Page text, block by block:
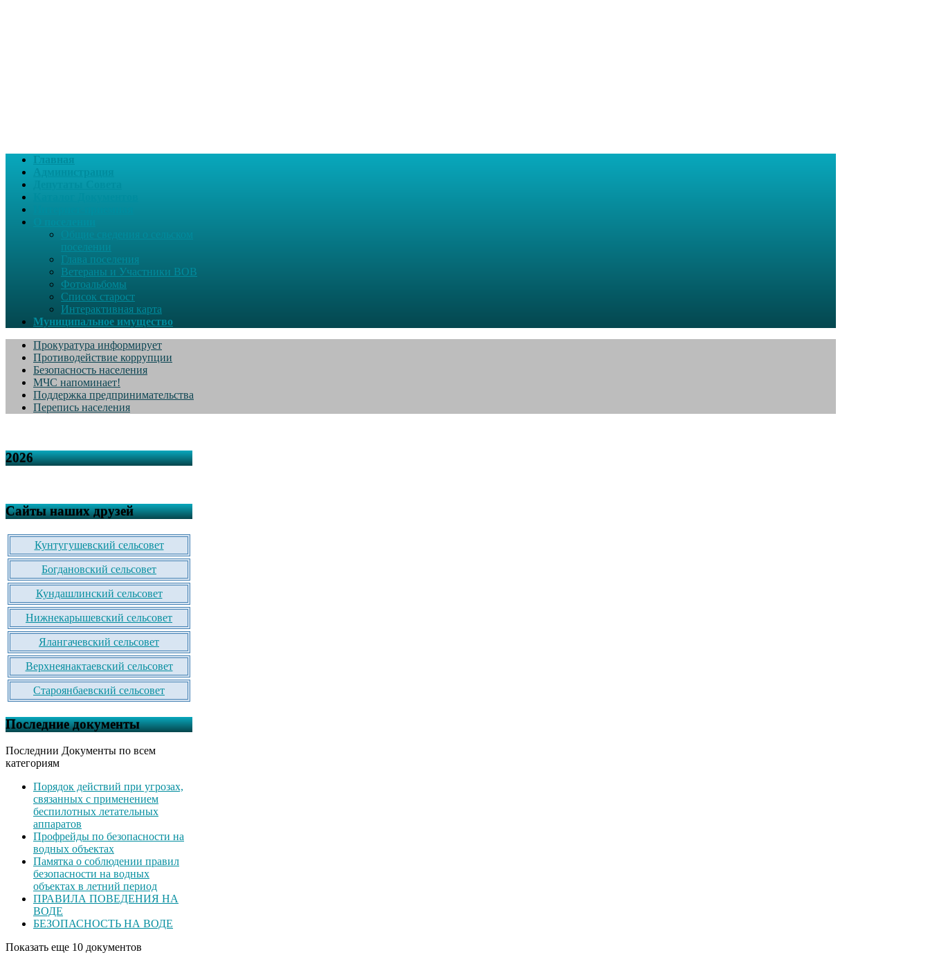
Главная
поселении
Глава поселения
Ветераны и Участники ВОВ
Фотоальбомы
Список старост
Интерактивная карта
Муниципальное имущество
Прокуратура информирует
Противодействие коррупции
Безопасность населения
МЧС напоминает!
Поддержка предпринимательства
Перепись населения
2026
Сайты наших друзей
Кунтугушевский сельсовет
Богдановский сельсовет
Кундашлинский сельсовет
Нижнекарышевский сельсовет
Ялангачевский сельсовет
Верхнеянактаевский сельсовет
Староянбаевский сельсовет
Последние документы
Последнии Документы по всем
категориям
Порядок действий при угрозах,
связанных с применением
беспилотных летательных
аппаратов
Профрейды по безопасности на
водных объектах
Памятка о соблюдении правил
безопасности на водных
объектах в летний период
ПРАВИЛА ПОВЕДЕНИЯ НА
ВОДЕ
БЕЗОПАСНОСТЬ НА ВОДЕ
Показать еще 10 документов